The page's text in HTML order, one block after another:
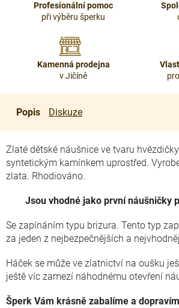
Profesionální pomoc
při výběru šperku
Kamenná prodejna
v Jičíně
Popis Diskuze
Zlaté dětské náušnice ve tvaru
syntetickým kamínkem uprostřed.
zlata. Rhodiováno.
Jsou vhodné jako první náušničky
Se zapínáním typu brizura. Tento typ
za jeden z nejbezpečnějších a
Háček se může ve zlatnictví na oušku
ještě víc zamezí náhodnému otevření
Šperk Vám krásně zabalíme a